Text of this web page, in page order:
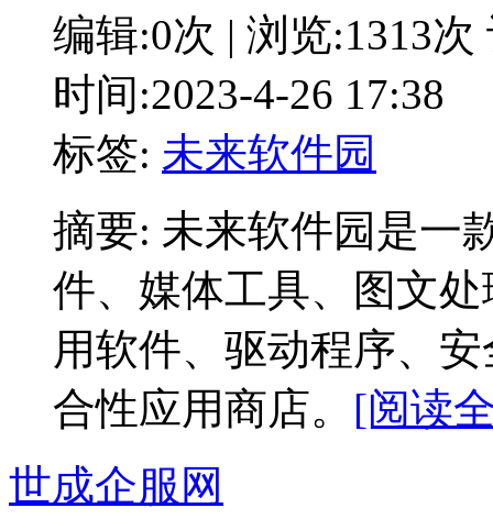
编辑:0次 | 浏览:1313次
时间:2023-4-26 17:38
标签: 未来软件园
摘要: 未来软件园是一
件、媒体工具、图文
用软件、驱动程序、
合性应用商店。 [阅读
世成企服网